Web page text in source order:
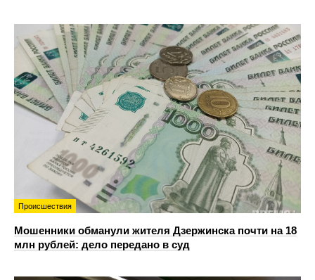
Происшествия
Мошенники обманули жителя Дзержинска почти на 18
млн рублей: дело передано в суд